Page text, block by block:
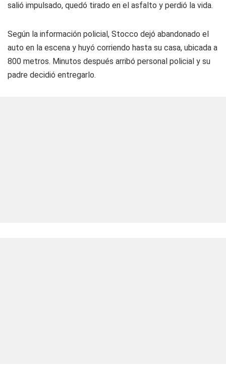
salió impulsado, quedó tirado en el asfalto y perdió la vida.
Según la información policial, Stocco dejó abandonado el
auto en la escena y huyó corriendo hasta su casa, ubicada a
800 metros. Minutos después arribó personal policial y su
padre decidió entregarlo.